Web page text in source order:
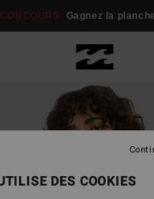
/ s'inscrireGagnez la
DES COOKIES